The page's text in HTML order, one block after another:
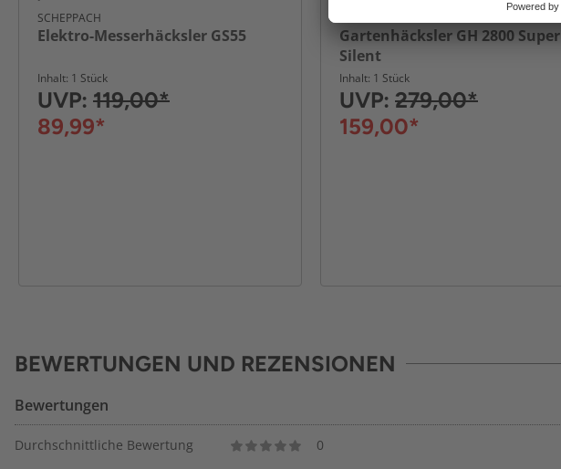
SCHEPPACH
Elektro-Messerhäcksler GS55
Inhalt: 1 Stück
UVP: 119,00*
89,99*
Gartenhäcksler GH 2800 Super
Silent
Inhalt: 1 Stück
UVP: 279,00*
159,00*
BEWERTUNGEN UND REZENSIONEN
Bewertungen
Durchschnittliche Bewertung 0